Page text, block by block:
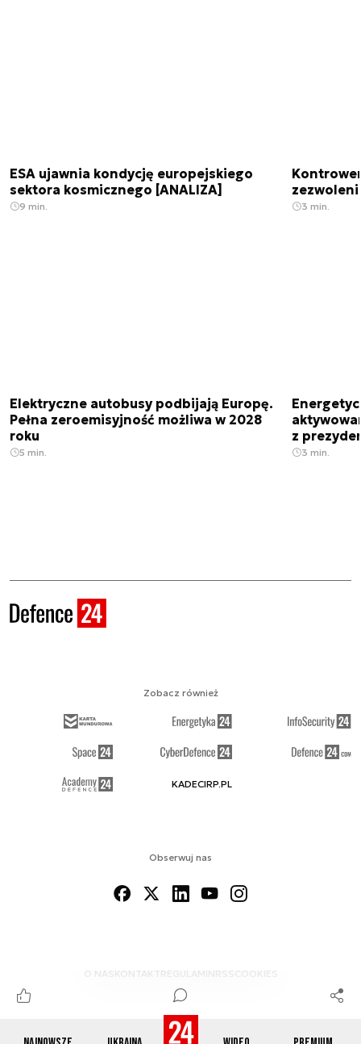
ESA ujawnia kondycję europejskiego
sektora kosmicznego [ANALIZA]
9 min. 3 min.
Elektryczne autobusy podbijają Europę.
Pełna zeroemisyjność możliwa w 2028
roku
5 min.
z
3 min.
Obserwuj nas
O NAS KONTAKTREGULAMINRSS COOKIES
Zobacz również
KADECIRP.PL